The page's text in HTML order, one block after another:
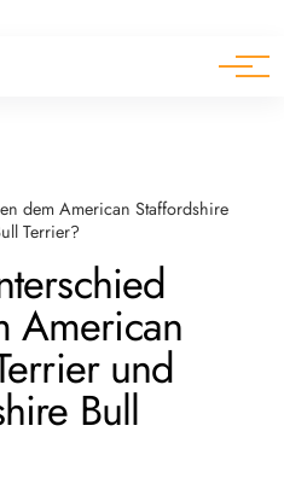
dem American Staffordshire
Terrier?
American
und
Bull